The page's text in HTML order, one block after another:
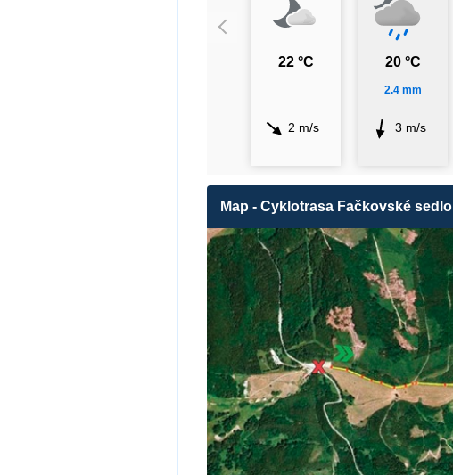
22 °C
2 m/s
20 °C
2.4 mm
3 m/s
Map - Cyklotrasa Fačkovské sedlo